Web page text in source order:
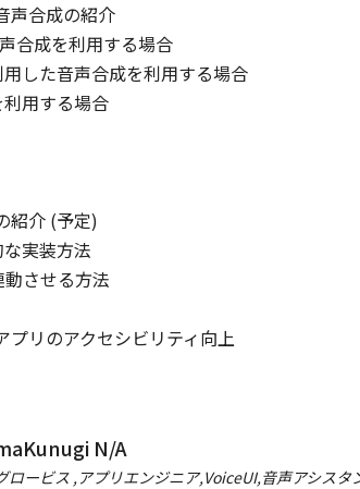
/
min
EN JA Cards/
Sneaking inside Kotlin
features
これから始める
Kotlin
声合成の紹介
成を利用する場合
した音声合成を利用する場合
用する場合
紹介 (予定)
実装方法
させる方法
N/A
ロービス ,アプリエンジニア,VoiceUI,音声アシスタ